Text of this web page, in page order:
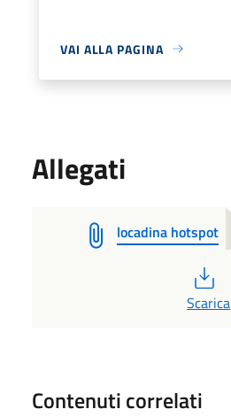
VAI ALLA PAGINA
Allegati
locadina hotspot
PDF
Scarica
Contenuti correlati